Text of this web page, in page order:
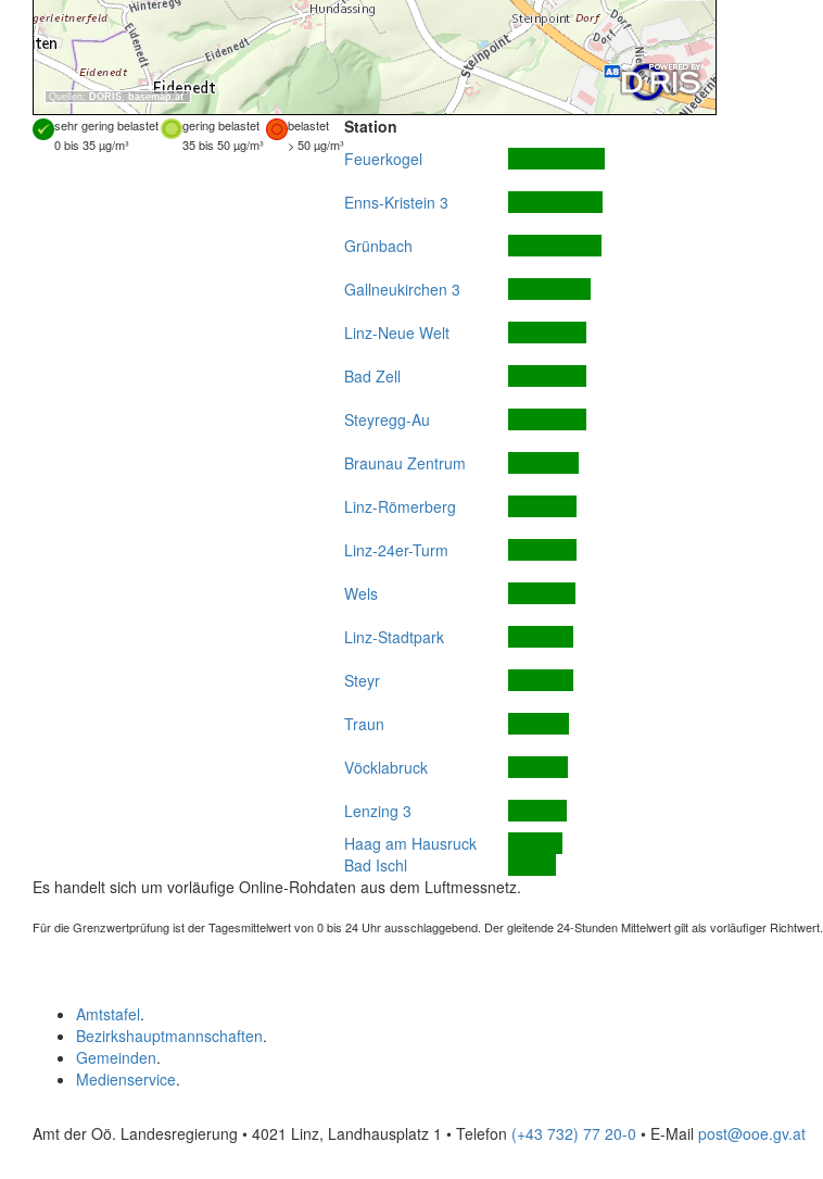
Quellen: DORIS, basemap.at
sehr gering belastet gering belastet
belastet
0 bis 35 µg/m³
35 bis 50 µg/m³ > 50 µg/m³
Station
Feuerkogel
Enns-Kristein 3
Grünbach
Gallneukirchen 3
Linz-Neue Welt
Bad Zell
Steyregg-Au
Braunau Zentrum
Linz-Römerberg
Linz-24er-Turm
Wels
Linz-Stadtpark
Steyr
Traun
Vöcklabruck
Lenzing 3
Haag am Hausruck
Bad Ischl
Es handelt sich um vorläufige Online-Rohdaten aus dem Luftmessnetz.
Für die Grenzwertprüfung ist der Tagesmittelwert von 0 bis 24 Uhr ausschlaggebend. Der gleitende 24-Stunden Mittelwert gilt als vorläufiger Richtwert.
Amtstafel.
Bezirkshauptmannschaften.
Gemeinden.
Medienservice.
Amt der Oö. Landesregierung • 4021 Linz, Landhausplatz 1 • Telefon (+43 732) 77 20-0 • E-Mail post@ooe.gv.at